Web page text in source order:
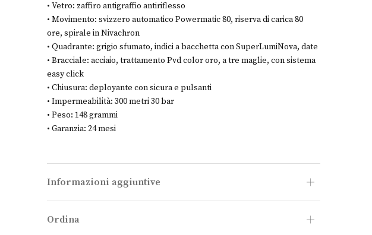
• Vetro: zaffiro antigraffio antiriflesso
• Movimento: svizzero automatico Powermatic 80, riserva di carica 80
ore, spirale in Nivachron
• Quadrante: grigio sfumato, indici a bacchetta con SuperLumiNova, date
• Bracciale: acciaio, trattamento Pvd color oro, a tre maglie, con sistema
easy click
• Chiusura: deployante con sicura e pulsanti
• Impermeabilità: 300 metri 30 bar
• Peso: 148 grammi
• Garanzia: 24 mesi
Informazioni aggiuntive
Ordina